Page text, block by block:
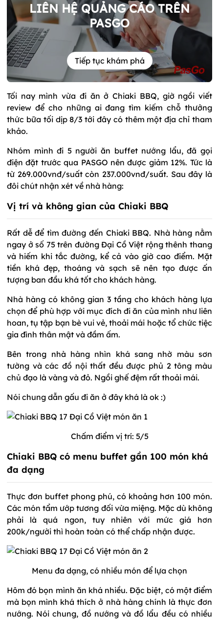
LIÊN HỆ QUẢNG CÁO TRÊN
PASGO
Tiếp tục khám phá
Tối nay mình vừa đi ăn ở Chiaki BBQ, giờ ngồi viết
review để cho những ai đang tìm kiếm chỗ thưởng
thức bữa tối dịp 8/3 tới đây có thêm một địa chỉ tham
khảo.
Nhóm mình đi 5 người ăn buffet nướng lẩu, đã gọi
điện đặt trước qua PASGO nên được giảm 12%. Tức là
từ 269.000vnđ/suất còn 237.000vnđ/suất. Sau đây là
đôi chút nhận xét về nhà hàng:
Vị trí và không gian của Chiaki BBQ
Rất dễ để tìm đường đến Chiaki BBQ. Nhà hàng nằm
ngay ở số 75 trên đường Đại Cồ Việt rộng thênh thang
và hiếm khi tắc đường, kể cả vào giờ cao điểm. Mặt
tiền khá đẹp, thoáng và sạch sẽ nên tạo được ấn
tượng ban đầu khá tốt cho khách hàng.
Nhà hàng có không gian 3 tầng cho khách hàng lựa
chọn để phù hợp với mục đích đi ăn của mình như liên
hoan, tụ tập bạn bè vui vẻ, thoải mái hoặc tổ chức tiệc
gia đình thân mật và đầm ấm.
Bên trong nhà hàng nhìn khá sang nhờ màu sơn
tường và các đồ nội thất đều được phủ 2 tông màu
chủ đạo là vàng và đỏ. Ngồi ghế đệm rất thoải mái.
Nói chung dẫn gấu đi ăn ở đây khá là ok :)
Chấm điểm vị trí: 5/5
Chiaki BBQ có menu buffet gần 100 món khá
đa dạng
Thực đơn buffet phong phú, có khoảng hơn 100 món.
Các món tẩm ướp tương đối vừa miệng. Mặc dù không
phải là quá ngon, tuy nhiên với mức giá hơn
200k/người thì hoàn toàn có thể chấp nhận được.
Menu đa dạng, có nhiều món để lựa chọn
Hôm đó bọn mình ăn khá nhiều. Đặc biệt, có một điểm
mà bọn mình khá thích ở nhà hàng chính là thực đơn
nướng. Nói chung, đồ nướng và đồ lẩu đều có nhiều